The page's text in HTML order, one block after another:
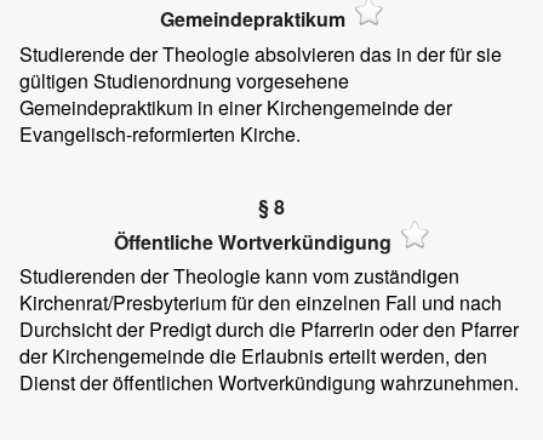
Gemeindepraktikum
Studierende der Theologie absolvieren das in der für sie
gültigen Studienordnung vorgesehene
Gemeindepraktikum in einer Kirchengemeinde der
Evangelisch-reformierten Kirche.
§ 8
Öffentliche Wortverkündigung
Studierenden der Theologie kann vom zuständigen
Kirchenrat/Presbyterium für den einzelnen Fall und nach
Durchsicht der Predigt durch die Pfarrerin oder den Pfarrer
der Kirchengemeinde die Erlaubnis erteilt werden, den
Dienst der öffentlichen Wortverkündigung wahrzunehmen.